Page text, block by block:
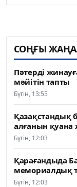
СОҢҒЫ
Пәтерді
мәйітін тапты
Бүгін, 13:55
Қазақстандық
алғанын қуана
Бүгін, 12:03
Қарағандыда
мемориалдық
Бүгін, 12:03